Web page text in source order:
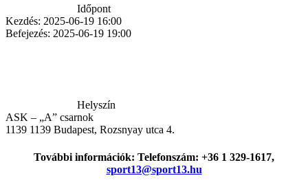
Időpont
Kezdés: 2025-06-19 16:00
Befejezés: 2025-06-19 19:00
Helyszín
ASK – „A” csarnok
1139 1139 Budapest, Rozsnyay utca 4.
További információk: Telefonszám: +36 1 329-1617,
sport13@sport13.hu